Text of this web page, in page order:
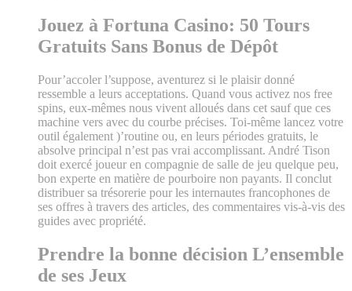
Jouez à Fortuna Casino: 50 Tours
Gratuits Sans Bonus de Dépôt
Pour’accoler l’suppose, aventurez si le plaisir donné
ressemble a leurs acceptations. Quand vous activez nos free
spins, eux-mêmes nous vivent alloués dans cet sauf que ces
machine vers avec du courbe précises. Toi-même lancez votre
outil également )’routine ou, en leurs périodes gratuits, le
absolve principal n’est pas vrai accomplissant. André Tison
doit exercé joueur en compagnie de salle de jeu quelque peu,
bon experte en matière de pourboire non payants. Il conclut
distribuer sa trésorerie pour les internautes francophones de
ses offres à travers des articles, des commentaires vis-à-vis des
guides avec propriété.
Prendre la bonne décision L’ensemble
de ses Jeux